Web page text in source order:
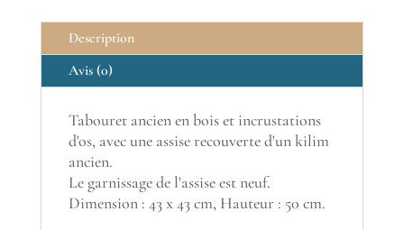
Description
Avis (0)
Tabouret ancien en bois et incrustations
d'os, avec une assise recouverte d'un kilim
ancien.
Le garnissage de l'assise est neuf.
Dimension : 43 x 43 cm, Hauteur : 50 cm.